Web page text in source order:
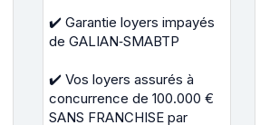
✔️ Garantie loyers impayés
de GALIAN‑SMABTP
✔️ Vos loyers assurés à
concurrence de 100.000 €
SANS FRANCHISE par